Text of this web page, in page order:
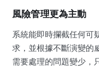
風險管理更為主動
系統能即時攔截任何可
求，並根據不斷演變的
需要處理的問題變少，